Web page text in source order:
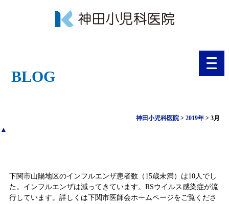
toggle
BLOG
神田小児科医院 >2019年 >3月
▲
下関市山陽地区のインフルエンザ患者数（15歳未満）は10人でし
た。インフルエンザは減ってきています。RSウイルス感染症が流
行しています。詳しくは下関市医師会ホームページをご覧くださ